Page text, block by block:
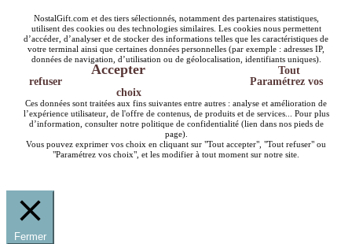
NostalGift.com et des tiers sélectionnés, notamment des partenaires statistiques,
utilisent des cookies ou des technologies similaires. Les cookies nous permettent
d’accéder, d’analyser et de stocker des informations telles que les caractéristiques de
votre terminal ainsi que certaines données personnelles (par exemple : adresses IP,
données de navigation, d’utilisation ou de géolocalisation, identifiants uniques).
Accepter
Tout
refuser
Paramétrez vos
choix
Ces données sont traitées aux fins suivantes entre autres : analyse et amélioration de
l’expérience utilisateur, de l'offre de contenus, de produits et de services... Pour plus
d’information, consulter notre politique de confidentialité (lien dans nos pieds de
page).
Vous pouvez exprimer vos choix en cliquant sur "Tout accepter", "Tout refuser" ou
"Paramétrez vos choix", et les modifier à tout moment sur notre site.
Fermer